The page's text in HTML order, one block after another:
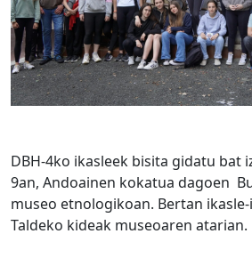
DBH-4ko ikasleek bisita gidatu bat
9an, Andoainen kokatua dagoen
museo etnologikoan. Bertan
Taldeko kideak museoaren atarian.